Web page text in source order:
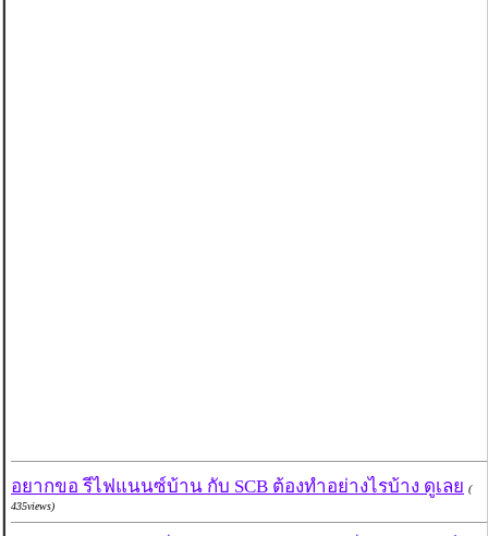
อยากขอ รีไฟแนนซ์บ้าน กับ SCB ต้องทำอย่างไรบ้าง ดูเลย (
435views)